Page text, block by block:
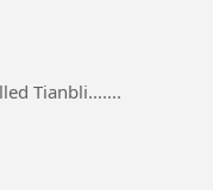
Tianbli.......